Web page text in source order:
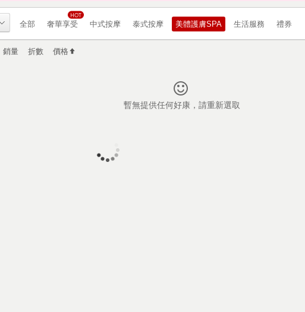
全部 奢華享受 中式按摩 泰式按摩 美體護膚SPA 生活服務 禮券
銷量 折數 價格
暫無提供任何好康，請重新選取